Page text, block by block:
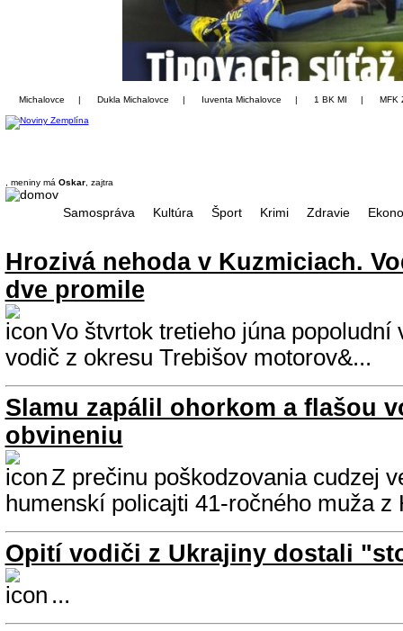
Michalovce | Dukla Michalovce | Iuventa Michalovce | 1 BK MI | MFK
, meniny má Oskar, zajtra
Samospráva Kultúra Šport Krimi Zdravie
Hrozivá nehoda v Kuzmiciach.
dve promile
Vo štvrtok tretieho júna popoludní
vodič z okresu Trebišov motorov&...
Slamu zapálil ohorkom a flašou
obvineniu
Z prečinu poškodzovania cudzej
humenskí policajti 41-ročného muža z
Opití vodiči z Ukrajiny dostali
...